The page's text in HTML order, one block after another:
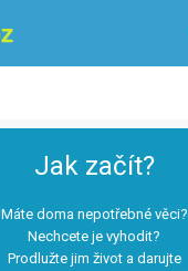
Jak začít?
Máte doma nepotřebné věci?
Nechcete je vyhodit?
Prodlužte jim život a darujte